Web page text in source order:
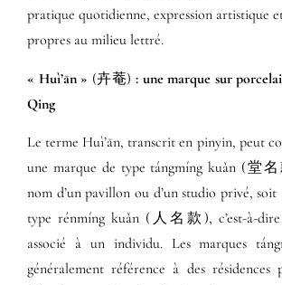
pratique quotidienne, expression artistique
propres au milieu lettré.
« Huì’ān » (卉菴) : une marque sur
Qing
Le terme Huì’ān, transcrit en pinyin, peut
une marque de type tángmíng kuǎn (堂
nom d’un pavillon ou d’un studio privé, soit
type rénmíng kuǎn (人名款), c’est-à-
associé à un individu. Les marques
généralement référence à des résidences